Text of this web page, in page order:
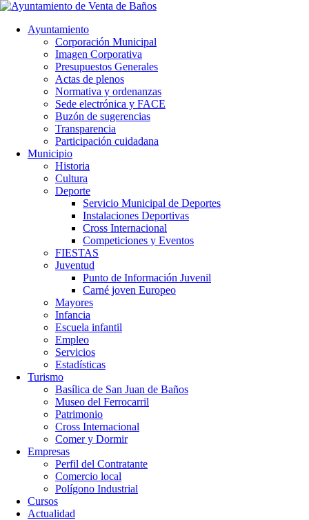
Ayuntamiento
Corporación Municipal
Imagen Corporativa
Presupuestos Generales
Actas de plenos
Normativa y ordenanzas
Sede electrónica y FACE
Buzón de sugerencias
Transparencia
Participación cuidadana
Municipio
Historia
Cultura
Deporte
Servicio Municipal de Deportes
Instalaciones Deportivas
Cross Internacional
Competiciones y Eventos
FIESTAS
Juventud
Punto de Información Juvenil
Carné joven Europeo
Mayores
Infancia
Escuela infantil
Empleo
Servicios
Estadísticas
Turismo
Basílica de San Juan de Baños
Museo del Ferrocarril
Patrimonio
Cross Internacional
Comer y Dormir
Empresas
Perfil del Contratante
Comercio local
Polígono Industrial
Cursos
Actualidad